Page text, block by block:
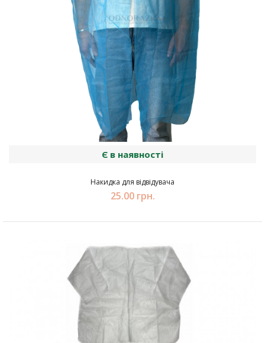
Є в наявності
Накидка для відвідувача
25.00 грн.